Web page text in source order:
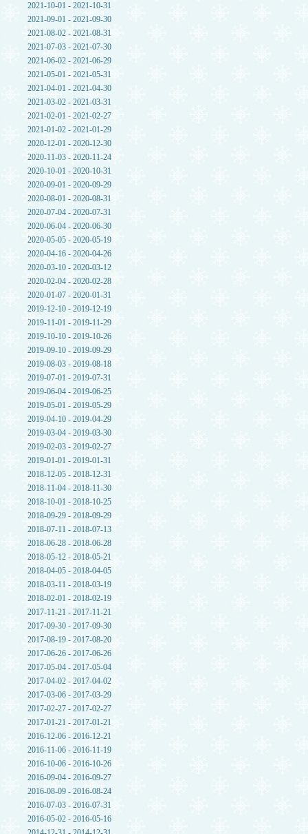
2021-10-01 - 2021-10-31
2021-09-01 - 2021-09-30
2021-08-02 - 2021-08-31
2021-07-03 - 2021-07-30
2021-06-02 - 2021-06-29
2021-05-01 - 2021-05-31
2021-04-01 - 2021-04-30
2021-03-02 - 2021-03-31
2021-02-01 - 2021-02-27
2021-01-02 - 2021-01-29
2020-12-01 - 2020-12-30
2020-11-03 - 2020-11-24
2020-10-01 - 2020-10-31
2020-09-01 - 2020-09-29
2020-08-01 - 2020-08-31
2020-07-04 - 2020-07-31
2020-06-04 - 2020-06-30
2020-05-05 - 2020-05-19
2020-04-16 - 2020-04-26
2020-03-10 - 2020-03-12
2020-02-04 - 2020-02-28
2020-01-07 - 2020-01-31
2019-12-10 - 2019-12-19
2019-11-01 - 2019-11-29
2019-10-10 - 2019-10-26
2019-09-10 - 2019-09-29
2019-08-03 - 2019-08-18
2019-07-01 - 2019-07-31
2019-06-04 - 2019-06-25
2019-05-01 - 2019-05-29
2019-04-10 - 2019-04-29
2019-03-04 - 2019-03-30
2019-02-03 - 2019-02-27
2019-01-01 - 2019-01-31
2018-12-05 - 2018-12-31
2018-11-04 - 2018-11-30
2018-10-01 - 2018-10-25
2018-09-29 - 2018-09-29
2018-07-11 - 2018-07-13
2018-06-28 - 2018-06-28
2018-05-12 - 2018-05-21
2018-04-05 - 2018-04-05
2018-03-11 - 2018-03-19
2018-02-01 - 2018-02-19
2017-11-21 - 2017-11-21
2017-09-30 - 2017-09-30
2017-08-19 - 2017-08-20
2017-06-26 - 2017-06-26
2017-05-04 - 2017-05-04
2017-04-02 - 2017-04-02
2017-03-06 - 2017-03-29
2017-02-27 - 2017-02-27
2017-01-21 - 2017-01-21
2016-12-06 - 2016-12-21
2016-11-06 - 2016-11-19
2016-10-06 - 2016-10-26
2016-09-04 - 2016-09-27
2016-08-09 - 2016-08-24
2016-07-03 - 2016-07-31
2016-05-02 - 2016-05-16